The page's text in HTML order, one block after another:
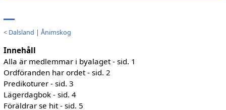
< Dalsland | Ånimskog
Innehåll
Alla är medlemmar i byalaget - sid. 1
Ordföranden har ordet - sid. 2
Predikoturer - sid. 3
Lägerdagbok - sid. 4
Föräldrar se hit - sid. 5